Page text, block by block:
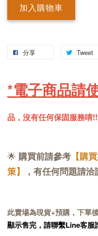
加入購物車
分享 Tweet
*電子商品請
品，沒有任何保固服務唷
🌟 購買前請參考 【購
策】
，有任何問題請洽
此賣場為現貨+預購，下單
顯示售完，請聯繫Line客服